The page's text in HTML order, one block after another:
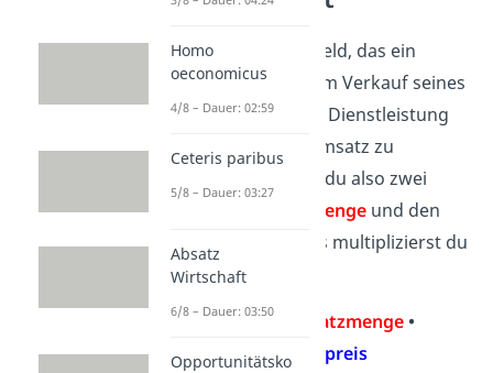
DerUmsatz
ist das Geld, das ein
Unternehmen mit dem Verkauf seines
Produkts oder seiner Dienstleistung
einnimmt. Um den Umsatz zu
berechnen, brauchst du also zwei
Größen: die
Absatzmenge und den
Verkaufspreis
. Beides multiplizierst du
miteinander:
Umsatz =
Absatzmenge•
Verkaufspreis
Homo
oeconomicus
4/8 – Dauer: 02:59
Ceteris paribus
5/8 – Dauer: 03:27
Absatz
Wirtschaft
6/8 – Dauer: 03:50
Opportunitätsko